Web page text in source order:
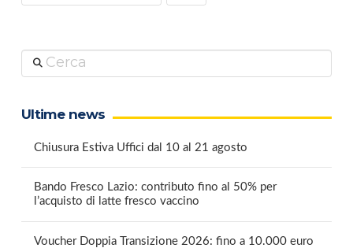
Cerca
Ultime news
Chiusura Estiva Uffici dal 10 al 21 agosto
Bando Fresco Lazio: contributo fino al 50% per
l’acquisto di latte fresco vaccino
Voucher Doppia Transizione 2026: fino a 10.000 euro